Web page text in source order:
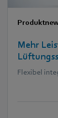
Mehr
Flexibel